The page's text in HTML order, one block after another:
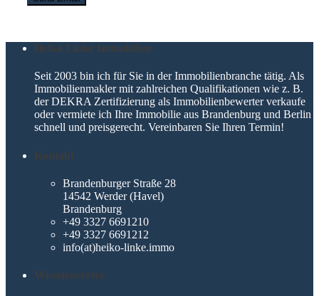
Heiko Linke Immobilien
Seit 2003 bin ich für Sie in der Immobilienbranche tätig. Als
Immobilienmakler mit zahlreichen Qualifikationen wie z. B.
der DEKRA Zertifizierung als Immobilienbewerter verkaufe
oder vermiete ich Ihre Immobilie aus Brandenburg und Berlin
schnell und preisgerecht. Vereinbaren Sie Ihren Termin!
Kontakt
Brandenburger Straße 28
14542 Werder (Havel)
Brandenburg
+49 3327 6691210
+49 3327 6691212
info(at)heiko-linke.immo
Wissenswertes